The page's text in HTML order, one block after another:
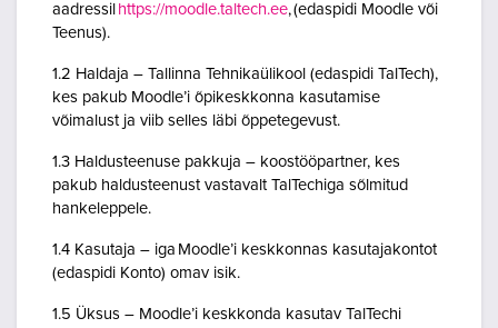
aadressil https://moodle.taltech.ee, (edaspidi Moodle või
Teenus).
1.2 Haldaja – Tallinna Tehnikaülikool (edaspidi TalTech),
kes pakub Moodle’i õpikeskkonna kasutamise
võimalust ja viib selles läbi õppetegevust.
1.3 Haldusteenuse pakkuja – koostööpartner, kes
pakub haldusteenust vastavalt TalTechiga sõlmitud
hankeleppele.
1.4 Kasutaja – iga Moodle’i keskkonnas kasutajakontot
(edaspidi Konto) omav isik.
1.5 Üksus – Moodle’i keskkonda kasutav TalTechi